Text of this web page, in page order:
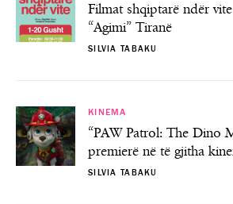
Filmat shqiptarë ndër
“Agimi” Tiranë
SILVIA TABAKU
KINEMA
“PAW Patrol: The Dino
premierë në të gjitha
SILVIA TABAKU